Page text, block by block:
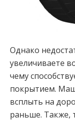
Однако
увеличиваете
чему
покрытием.
всплыть на
раньше. Также,